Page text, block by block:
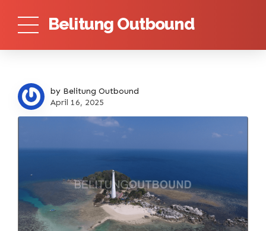
Belitung Outbound
by Belitung Outbound
April 16, 2025